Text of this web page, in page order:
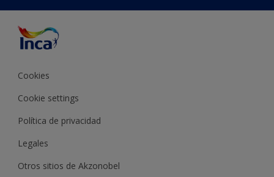
Cookies
Cookie settings
Política de privacidad
Legales
Otros sitios de Akzonobel